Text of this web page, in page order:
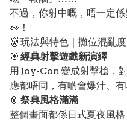
不過，你射中嘅，唔一定
👀！
👹 玩法與特色｜攤位混亂
🎯 經典射擊遊戲新演繹
用 Joy-Con 變成射擊槍，
應都唔同，有啲會爆汁、
🏮 祭典風格滿滿
整個畫面都係日式夏夜風